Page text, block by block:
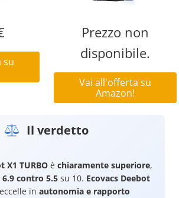
su
Prezzo non
disponibile.
Vai all'offerta su
Amazon!
Il verdetto
X1 TURBO è chiaramente superiore,
6.9 contro 5.5su 10. Ecovacs Deebot
eccelle in autonomia e rapporto